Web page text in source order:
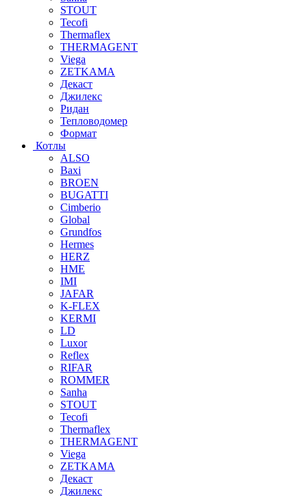
STOUT
Tecofi
Thermaflex
THERMAGENT
Viega
ZETKAMA
Декаст
Джилекс
Ридан
Тепловодомер
Формат
Котлы
ALSO
Baxi
BROEN
BUGATTI
Cimberio
Global
Grundfos
Hermes
HERZ
HME
IMI
JAFAR
K-FLEX
KERMI
LD
Luxor
Reflex
RIFAR
ROMMER
Sanha
STOUT
Tecofi
Thermaflex
THERMAGENT
Viega
ZETKAMA
Декаст
Джилекс